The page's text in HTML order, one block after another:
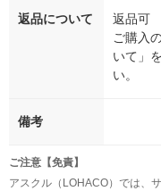
返品について
返品可
ご購入
いて」
い。
備考
ご注意【免責】
アスクル（LOHACO）では、